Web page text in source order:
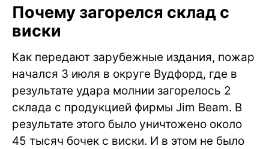
Почему загорелся склад с
виски
Как передают зарубежные издания, пожар
начался 3 июля в округе Вудфорд, где в
результате удара молнии загорелось 2
склада с продукцией фирмы Jim Beam. В
результате этого было уничтожено около
45 тысяч бочек с виски. И в этом не было